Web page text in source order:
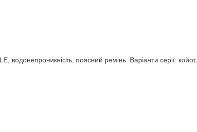
поясний ремінь. Варіанти серії: койот,